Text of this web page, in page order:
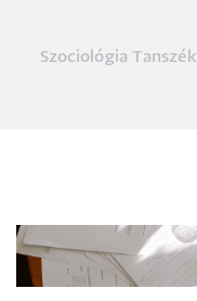
Morzsa
Szociológia Tanszék